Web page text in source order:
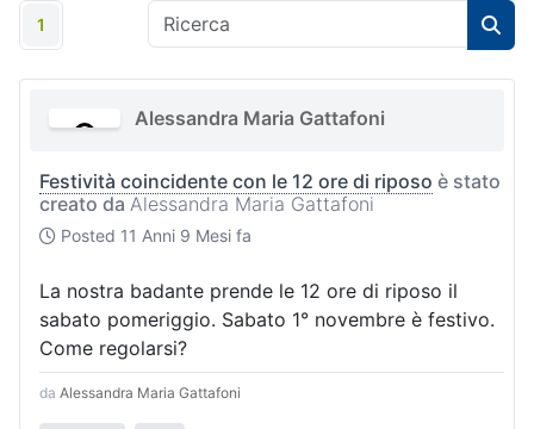
1
Alessandra Maria Gattafoni
Festività coincidente con le 12 ore di riposo è stato
creato da Alessandra Maria Gattafoni
Posted 11 Anni 9 Mesi fa
La nostra badante prende le 12 ore di riposo il
sabato pomeriggio. Sabato 1° novembre è festivo.
Come regolarsi?
da Alessandra Maria Gattafoni